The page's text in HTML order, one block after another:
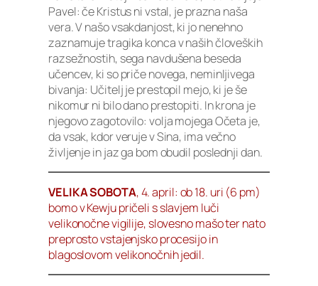
Pavel: če Kristus ni vstal, je prazna naša
vera. V našo vsakdanjost, ki jo nenehno
zaznamuje tragika konca v naših človeških
razsežnostih, sega navdušena beseda
učencev, ki so priče novega, neminljivega
bivanja: Učitelj je prestopil mejo, ki je še
nikomur ni bilo dano prestopiti. In krona je
njegovo zagotovilo: volja mojega Očeta je,
da vsak, kdor veruje v Sina, ima večno
življenje in jaz ga bom obudil poslednji dan.
VELIKA SOBOTA, 4. april: ob 18. uri (6 pm)
bomo v Kewju pričeli s slavjem luči
velikonočne vigilije, slovesno mašo ter nato
preprosto vstajenjsko procesijo in
blagoslovom velikonočnih jedil.